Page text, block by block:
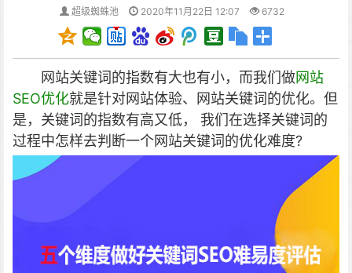
超级蜘蛛池 2020年11月22日 12:07 6732
网站关键词的指数有大也有小，而我们做网站
SEO优化就是针对网站体验、网站关键词的优化。但
是，关键词的指数有高又低， 我们在选择关键词的
过程中怎样去判断一个网站关键词的优化难度?